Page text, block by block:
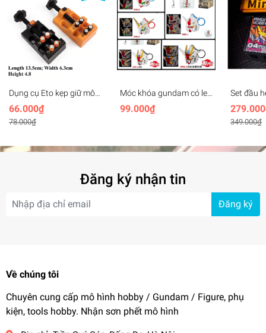
Dụng cụ Eto kẹp giữ mô
hình Mini bench vise
plastic
66.000₫
78.000₫
Móc khóa gundam có led
SD Mecha Head Key
Chain (rx78, unicorn,
99.000₫
Set đầu
MHEX
Vajra 04
349.000₫
Đăng ký nhận tin
Đăng ký
Về chúng tôi
Chuyên cung cấp mô hình hobby / Gundam / Figure, phụ
kiện, tools hobby. Nhận sơn phết mô hình